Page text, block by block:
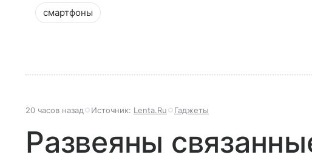
смартфоны
20 часов назад Источник: Lenta.Ru Гаджеты
Развеяны